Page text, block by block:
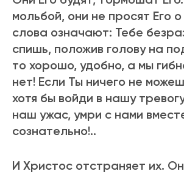
мольбой, они не пpосят Его
слова означают: Тебе
спишь, положив голову на
то хоpошо, удобно, а мы
нет! Если Ты ничего не
хотя бы войди в нашу
наш ужас, умpи с нами
сознательно!..
И Хpистос отстpаняет их.